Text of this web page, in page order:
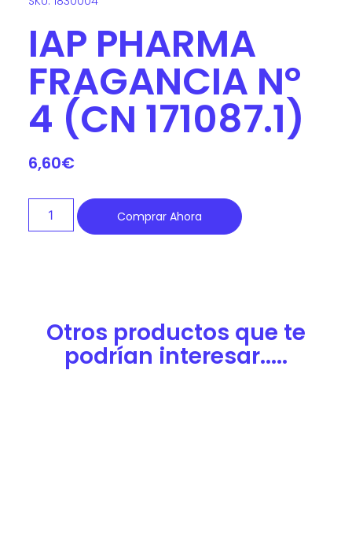
IAP PHARMA
FRAGANCIA Nº
4 (CN 171087.1)
6,60€
Comprar Ahora
Otros productos que te
podrían interesar.....